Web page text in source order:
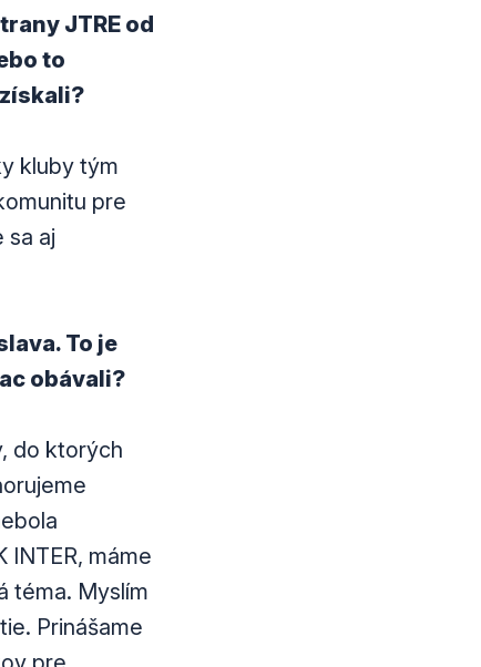
JTRE od
to
kluby tým
pre
sa aj
To je
obávali?
do ktorých
INTER, máme
téma. Myslím
Prinášame